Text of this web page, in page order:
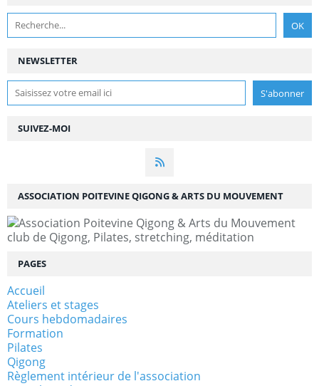
NEWSLETTER
SUIVEZ-MOI
ASSOCIATION POITEVINE QIGONG & ARTS DU MOUVEMENT
club de Qigong, Pilates, stretching, méditation
PAGES
Accueil
Ateliers et stages
Cours hebdomadaires
Formation
Pilates
Qigong
Règlement intérieur de l'association